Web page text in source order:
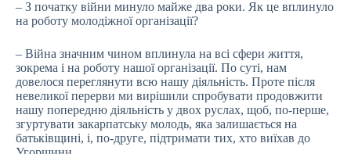
– З початку війни минуло майже два роки. Як це вплинуло
на роботу молодіжної організації?
– Війна значним чином вплинула на всі сфери життя,
зокрема і на роботу нашої організації. По суті, нам
довелося переглянути всю нашу діяльність. Проте після
невеликої перерви ми вирішили спробувати продовжити
нашу попередню діяльність у двох руслах, щоб, по-перше,
згуртувати закарпатську молодь, яка залишається на
батьківщині, і, по-друге, підтримати тих, хто виїхав до